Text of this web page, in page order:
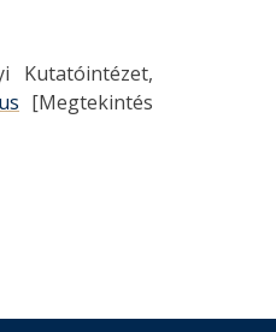
Kutatóintézet,
[Megtekintés